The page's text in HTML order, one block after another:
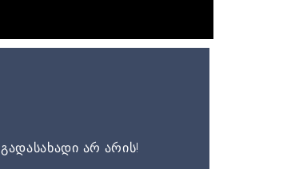
არ არის!